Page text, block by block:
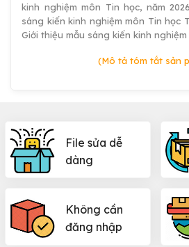
kinh nghiệm môn Tin học, năm
sáng kiến kinh nghiệm môn Tin học
Giới thiệu mẫu sáng kiến kinh
(Mô tả tóm tắt sản
File sửa dễ
dàng
Không cần
đăng nhập